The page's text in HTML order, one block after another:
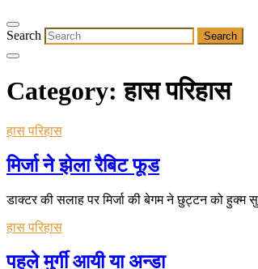
Search
Category:हास परिहास
हास परिहास
मिर्जा ने झेला रैबिट फूड
डाक्टर की सलाह पर मिर्जा की बेगम ने छुट्टन को हुक्म
हास परिहास
पहले मुर्गी आयी या अन्डा